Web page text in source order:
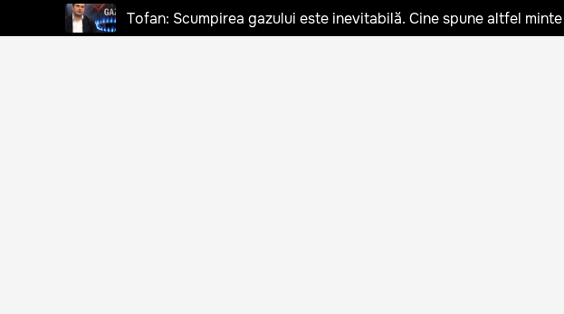
Tofan: Scumpirea gazului este inevitabilă. Cine spune altfel minte